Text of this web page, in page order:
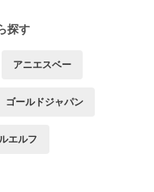
探す
アニエスベー
ゴールドジャパン
エルフ